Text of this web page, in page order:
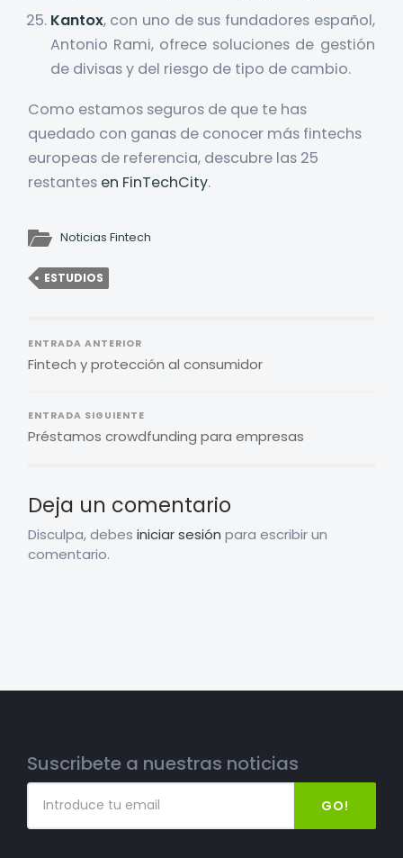
Kantox, con uno de sus fundadores español,
Antonio Rami, ofrece soluciones de gestión
de divisas y del riesgo de tipo de cambio.
Como estamos seguros de que te has
quedado con ganas de conocer más fintechs
europeas de referencia, descubre las 25
restantes en FinTechCity.
Noticias Fintech
ESTUDIOS
ENTRADA ANTERIOR
Fintech y protección al consumidor
ENTRADA SIGUIENTE
Préstamos crowdfunding para empresas
Deja un comentario
Disculpa, debesiniciar sesión para escribir un
comentario.
Suscribete a nuestras noticias
GO!